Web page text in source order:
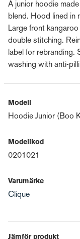
A junior hoodie
blend. Hood lined in
Large front
double stitching.
label for rebranding.
washing with anti-
Modell
Hoodie Junior (Boo
Modellkod
0201021
Varumärke
Clique
Jämför produkt